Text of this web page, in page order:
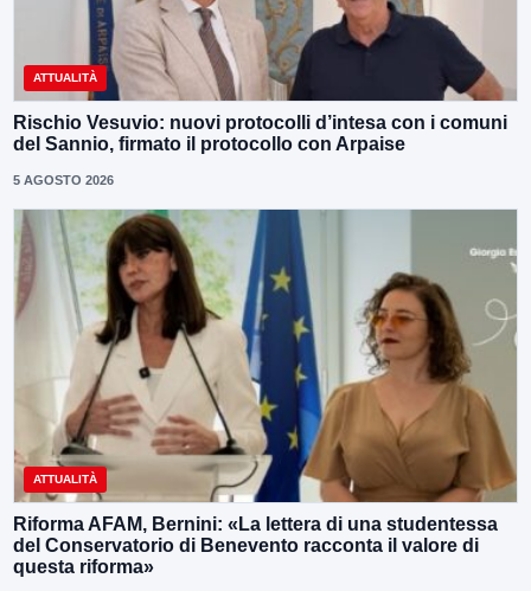
ATTUALITÀ
Rischio Vesuvio: nuovi protocolli d’intesa con i comuni
del Sannio, firmato il protocollo con Arpaise
5 AGOSTO 2026
ATTUALITÀ
Riforma AFAM, Bernini: «La lettera di una studentessa
del Conservatorio di Benevento racconta il valore di
questa riforma»